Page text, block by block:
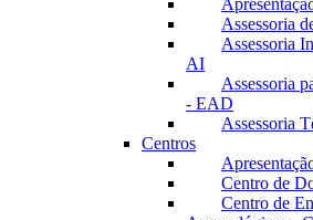
Assessoria
Assessoria
AI
Assessoria
- EAD
Assessoria
Centros
Centro de
Centro de